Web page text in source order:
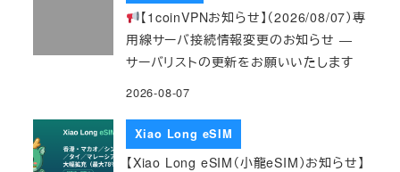
【1coinVPNお知らせ】（2026/08/07）専
用線サーバ接続情報変更のお知らせ ―
サーバリストの更新をお願いいたします
2026-08-07
Xiao Long eSIM
【Xiao Long eSIM（小龍eSIM）お知らせ】